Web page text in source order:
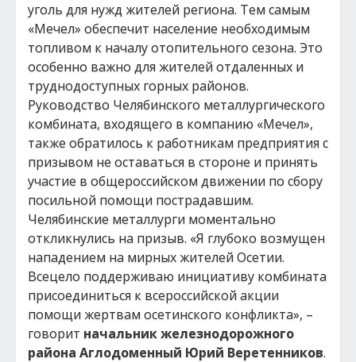
уголь для нужд жителей региона. Тем самым
«Мечел» обеспечит население необходимым
топливом к началу отопительного сезона. Это
особенно важно для жителей отдаленных и
труднодоступных горных районов.
Руководство Челябинского металлургического
комбината, входящего в компанию «Мечел»,
также обратилось к работникам предприятия с
призывом не оставаться в стороне и принять
участие в общероссийском движении по сбору
посильной помощи пострадавшим.
Челябинские металлурги моментально
откликнулись на призыв. «Я глубоко возмущен
нападением на мирных жителей Осетии.
Всецело поддерживаю инициативу комбината
присоединиться к всероссийской акции
помощи жертвам осетинского конфликта», –
говорит начальник железнодорожного
района Аглодоменный Юрий Веретенников.